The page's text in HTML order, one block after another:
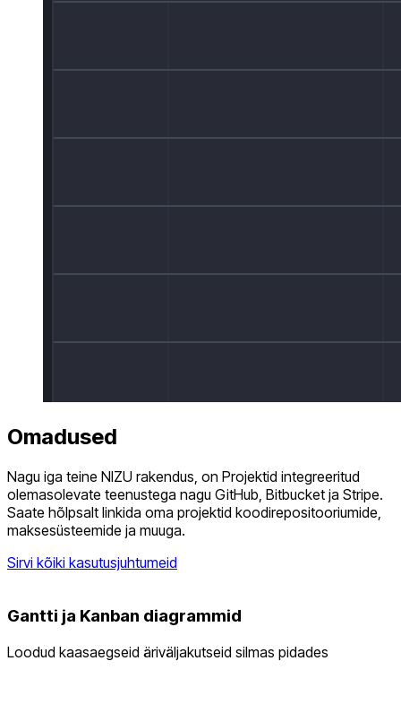
Omadused
Nagu iga teine NIZU rakendus, on Projektid integreeritud
olemasolevate teenustega nagu GitHub, Bitbucket ja Stripe.
Saate hõlpsalt linkida oma projektid koodirepositooriumide,
maksesüsteemide ja muuga.
Sirvi kõiki kasutusjuhtumeid
Gantti ja Kanban diagrammid
Loodud kaasaegseid äriväljakutseid silmas pidades